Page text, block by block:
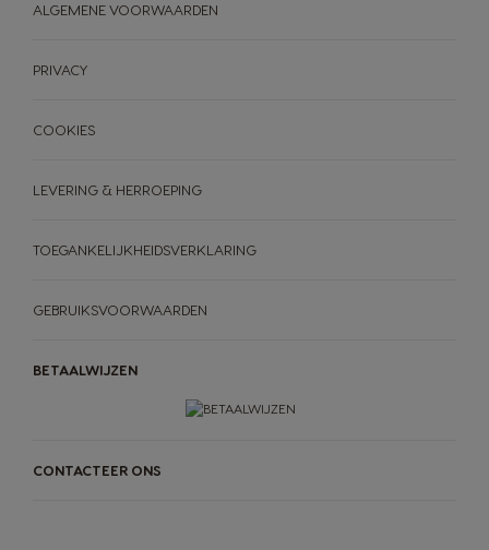
BETAALWIJZEN
CONTACTEER ONS
ALGEMENE VOORWAARDEN
PRIVACY
COOKIES
LEVERING & HERROEPING
TOEGANKELIJKHEIDSVERKLARING
GEBRUIKSVOORWAARDEN